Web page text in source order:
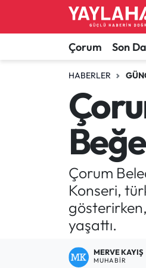
Çorum Son
HABERLER
Çorum
Konseri,
yaşattı.
MERVE KAYIŞ
MUHABIR
Alaca Haberleri
Bayat Haberleri
Bilgi - Keşfet Haberleri
Bilim ve Teknoloji
Boğazkale Haberleri
Çorum Haberleri
Çorum Son Dakika
Dodurga Haberleri
Çorum Nöbetçi
Çorum Hava Durumu
Çorum Namaz Vakitleri
Çorum Trafik Yoğunluk
TFF 1.Lig Puan Durumu
Tüm Manşetler
Son Dakika Haberleri
Haber Arşivi